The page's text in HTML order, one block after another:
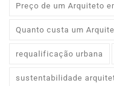
Preço de um Arquiteto
Quanto custa um
requalificação urbana
sustentabilidade